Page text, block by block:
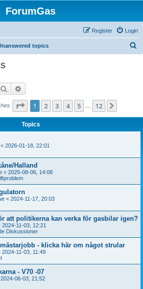
ForumGas
Login
Register
topics
Search
Page 1of 12
1 2 3 4 5 12
Topics
« 2026-01-18, 22:01
Halland
« 2025-08-06, 14:08
« 2024-11-17, 20:03
att politikerna kan verka för gasbilar igen?
2024-11-03, 12:21
Diskussioner
- klicka här om något strular
2024-11-03, 11:49
- V70 -07
2024-06-03, 21:52